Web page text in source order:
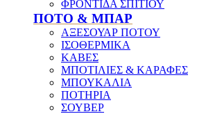
ΦΡΟΝΤΙΔΑ ΣΠΙΤΙΟΥ
ΠΟΤΟ & ΜΠΑΡ
ΑΞΕΣΟΥΑΡ ΠΟΤΟΥ
ΙΣΟΘΕΡΜΙΚΑ
ΚΑΒΕΣ
ΜΠΟΤΙΛΙΕΣ & ΚΑΡΑΦΕΣ
ΜΠΟΥΚΑΛΙΑ
ΠΟΤΗΡΙΑ
ΣΟΥΒΕΡ